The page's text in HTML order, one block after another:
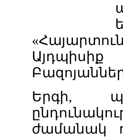
Այդպիսիք
Երգի,
ժամանակ